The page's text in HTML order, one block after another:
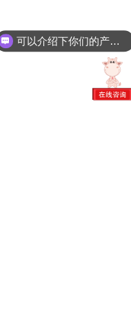
可以介绍下你们的产品么？